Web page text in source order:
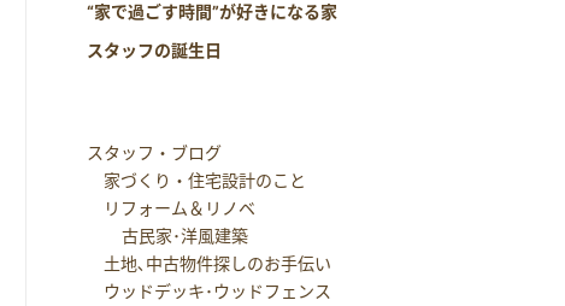
“家で過ごす時間”が好きになる家
スタッフの誕生日
スタッフ・ブログ
家づくり・住宅設計のこと
リフォーム＆リノベ
古民家･洋風建築
土地､中古物件探しのお手伝い
ウッドデッキ･ウッドフェンス